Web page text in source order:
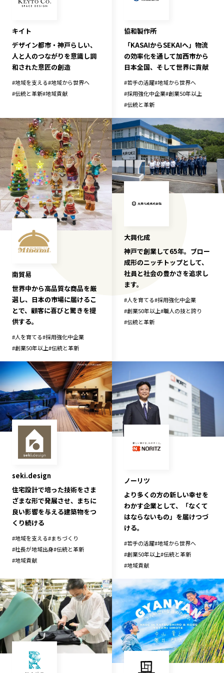
キイト
デザイン都市・神戸らしい、
人と人のつながりを意識し調
和された意匠の創造
#地域を支える#地域から世界へ
#伝統と革新#地域貢献
協和製作所
「KASAIからSEKAIへ」物流
の効率化を通して加西市から
日本全国、そして世界に貢献
#若手の活躍#地域から世界へ
#採用強化中企業#創業50年以上
#伝統と革新
南貿易
世界中から高品質な商品を厳
選し、日本の市場に届けるこ
とで、顧客に喜びと驚きを提
供する。
#人を育てる#採用強化中企業
#創業50年以上#伝統と革新
大興化成
神戸で創業して65年。ブロー
成形のニッチトップとして、
社員と社会の豊かさを追求し
ます。
#人を育てる#採用強化中企業
#創業50年以上#職人の技と誇り
#伝統と革新
seki.design
住宅設計で培った技術をさま
ざまな形で発展させ、まちに
良い影響を与える建築物をつ
くり続ける
#地域を支える#まちづくり
#社長が地域出身#伝統と革新
#地域貢献
ノーリツ
より多くの方の新しい幸せを
わかす企業として、「なくて
はならないもの」を届けつづ
ける。
#若手の活躍#地域から世界へ
#創業50年以上#伝統と革新
#地域貢献